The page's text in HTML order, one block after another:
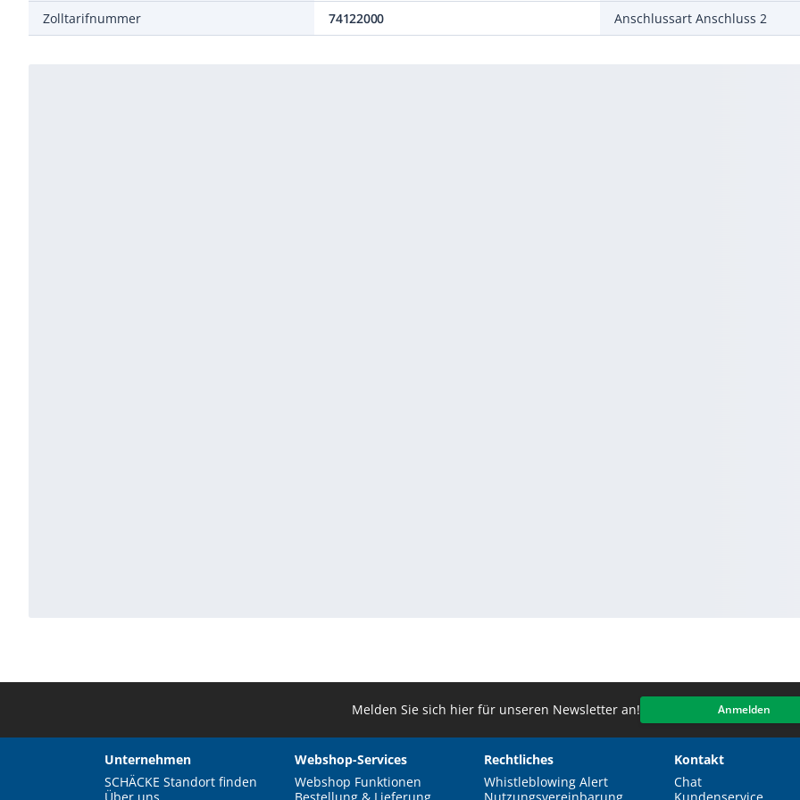
Zolltarifnummer 74122000 Anschlussart Anschluss 2
Melden Sie sich hier für unseren Newsletter an! Anmelden
Unternehmen
SCHÄCKE Standort finden
Webshop-Services
Webshop Funktionen
Rechtliches
Whistleblowing Alert
Kontakt
Chat